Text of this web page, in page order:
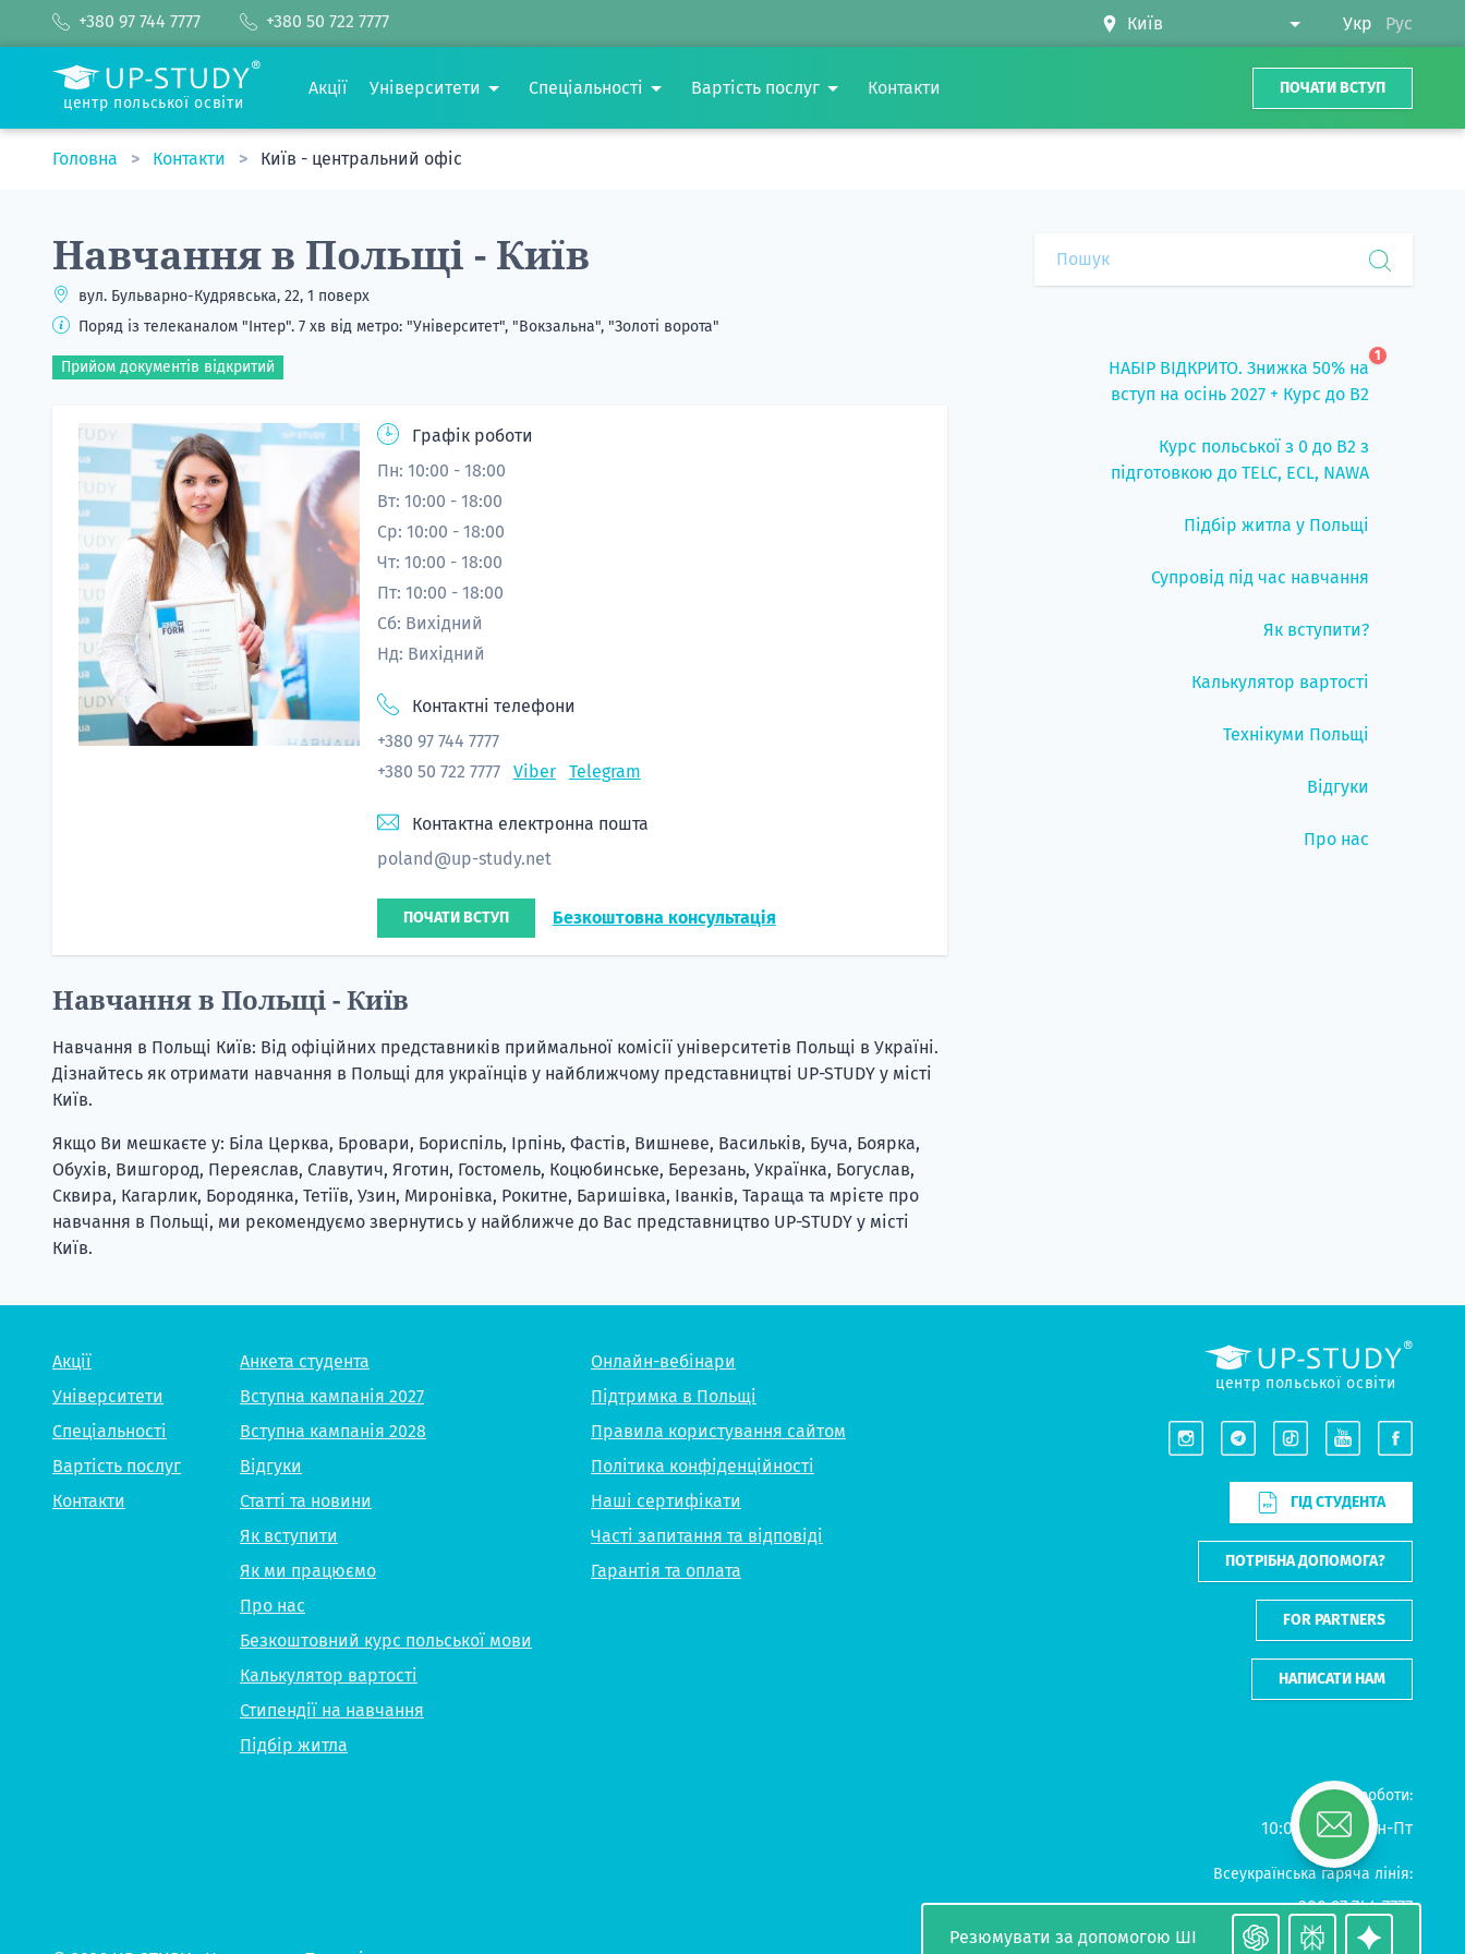
+380 97 744 7777 +380 50 722 7777 Укр Рус
центр польської освіти
Акції Університети Спеціальності Вартість послуг Контакти ПОЧАТИ ВСТУП
Головна Контакти Київ - центральний офіс
Навчання в Польщі - Київ
вул. Бульварно-Кудрявська, 22, 1 поверх
Поряд із телеканалом "Інтер". 7 хв від метро: "Університет", "Вокзальна", "Золоті ворота"
Прийом документів відкритий
Графік роботи
Пн: 10:00 - 18:00
Вт: 10:00 - 18:00
Ср: 10:00 - 18:00
Чт: 10:00 - 18:00
Пт: 10:00 - 18:00
Сб: Вихідний
Нд: Вихідний
Контактні телефони
+380 97 744 7777
+380 50 722 7777
Viber Telegram
Контактна електронна пошта
poland@up-study.net
ПОЧАТИ ВСТУП Безкоштовна консультація
Навчання в Польщі - Київ
Навчання в Польщі Київ: Від офіційних представників приймальної комісії університетів Польщі в Україні.
Дізнайтесь як отримати навчання в Польщі для українців у найближчому представництві UP-STUDY у місті
Київ.
Якщо Ви мешкаєте у: Біла Церква, Бровари, Бориспіль, Ірпінь, Фастів, Вишневе, Васильків, Буча, Боярка,
Обухів, Вишгород, Переяслав, Славутич, Яготин, Гостомель, Коцюбинське, Березань, Українка, Богуслав,
Сквира, Кагарлик, Бородянка, Тетіїв, Узин, Миронівка, Рокитне, Баришівка, Іванків, Тараща та мрієте про
навчання в Польщі, ми рекомендуємо звернутись у найближче до Вас представництво UP-STUDY у місті
Київ.
НАБІР ВІДКРИТО. Знижка 50% на
вступ на осінь 2027 + Курс до B2
1
Курс польської з 0 до B2 з
підготовкою до TELC, ECL, NAWA
Підбір житла у Польщі
Супровід під час навчання
Як вступити?
Калькулятор вартості
Технікуми Польщі
Відгуки
Про нас
Акції
Університети
Спеціальності
Вартість послуг
Контакти
Анкета студента
Вступна кампанія 2027
Вступна кампанія 2028
Відгуки
Статті та новини
Як вступити
Як ми працюємо
Про нас
Безкоштовний курс польської мови
Калькулятор вартості
Стипендії на навчання
Підбір житла
Онлайн-вебінари
Підтримка в Польщі
Правила користування сайтом
Політика конфіденційності
Наші сертифікати
Часті запитання та відповіді
Гарантія та оплата
центр польської освіти
ГІД СТУДЕНТА
ПОТРІБНА ДОПОМОГА?
FOR PARTNERS
НАПИСАТИ НАМ
Графік роботи:
10:00-18:00 - Пн-Пт
Всеукраїнська гаряча лінія:
+380 97 744 7777
+380 50 722 7777
Резюмувати за допомогою ШІ